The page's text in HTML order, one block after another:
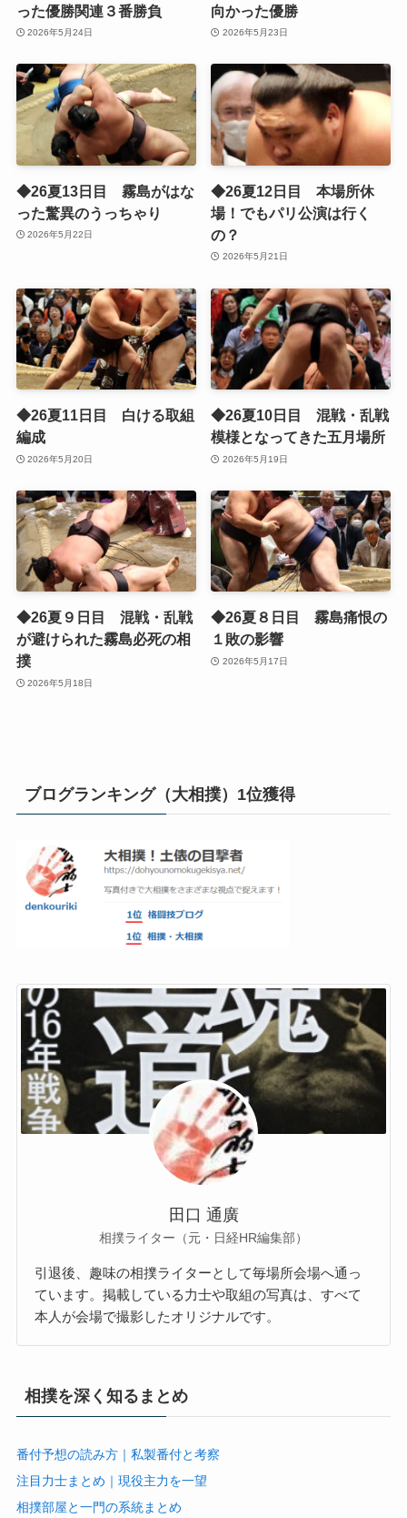
った優勝関連３番勝負
2026年5月24日
向かった優勝
2026年5月23日
◆26夏13日目 霧島がはな
った驚異のうっちゃり
2026年5月22日
◆26夏12日目 本場所休
場！でもパリ公演は行く
の？
2026年5月21日
◆26夏11日目 白ける取組
編成
2026年5月20日
◆26夏10日目 混戦・乱戦
模様となってきた五月場所
2026年5月19日
◆26夏９日目 混戦・乱戦
が避けられた霧島必死の相
撲
2026年5月18日
◆26夏８日目 霧島痛恨の
１敗の影響
2026年5月17日
ブログランキング（大相撲）1位獲得
田口 通廣
相撲ライター（元・日経HR編集部）
引退後、趣味の相撲ライターとして毎場所会場へ通っ
ています。掲載している力士や取組の写真は、すべて
本人が会場で撮影したオリジナルです。
相撲を深く知るまとめ
番付予想の読み方｜私製番付と考察
注目力士まとめ｜現役主力を一望
相撲部屋と一門の系統まとめ